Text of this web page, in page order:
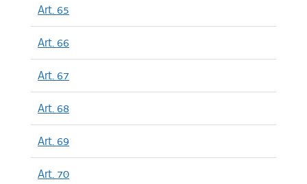
Art. 65
Art. 66
Art. 67
Art. 68
Art. 69
Art. 70